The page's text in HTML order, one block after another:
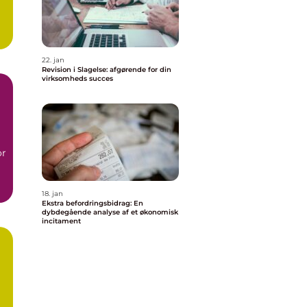
22. jan
Revision i Slagelse: afgørende for din
virksomheds succes
18. jan
Ekstra befordringsbidrag: En
dybdegående analyse af et økonomisk
incitament